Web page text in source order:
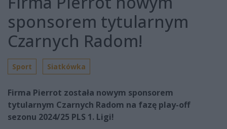
sponsorem tytularnym
Czarnych Radom!
Sport Siatkówka
Firma Pierrot została nowym sponsorem
tytularnym Czarnych Radom na fazę play-off
sezonu 2024/25 PLS 1. Ligi!